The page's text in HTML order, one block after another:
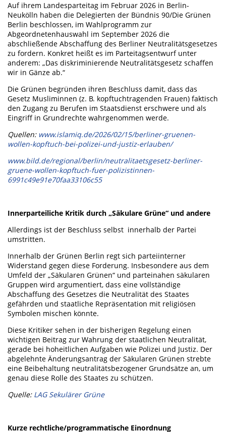
Auf ihrem Landesparteitag im Februar 2026 in Berlin-
Neukölln haben die Delegierten der Bündnis 90/Die Grünen
Berlin beschlossen, im Wahlprogramm zur
Abgeordnetenhauswahl im September 2026 die
abschließende Abschaffung des Berliner Neutralitätsgesetzes
zu fordern. Konkret heißt es im Parteitagsentwurf unter
anderem: „Das diskriminierende Neutralitätsgesetz schaffen
wir in Gänze ab.“
Die Grünen begründen ihren Beschluss damit, dass das
Gesetz Musliminnen (z. B. kopftuchtragenden Frauen) faktisch
den Zugang zu Berufen im Staatsdienst erschwere und als
Eingriff in Grundrechte wahrgenommen werde.
Quellen: www.islamiq.de/2026/02/15/berliner-gruenen-
wollen-kopftuch-bei-polizei-und-justiz-erlauben/
www.bild.de/regional/berlin/neutralitaetsgesetz-berliner-
gruene-wollen-kopftuch-fuer-polizistinnen-
6991c49e91e70faa33106c55
Innerparteiliche Kritik durch „Säkulare Grüne“ und andere
Allerdings ist der Beschluss selbst innerhalb der Partei
umstritten.
Innerhalb der Grünen Berlin regt sich parteiinterner
Widerstand gegen diese Forderung. Insbesondere aus dem
Umfeld der „Säkularen Grünen“ und parteinahen säkularen
Gruppen wird argumentiert, dass eine vollständige
Abschaffung des Gesetzes die Neutralität des Staates
gefährden und staatliche Repräsentation mit religiösen
Symbolen mischen könnte.
Diese Kritiker sehen in der bisherigen Regelung einen
wichtigen Beitrag zur Wahrung der staatlichen Neutralität,
gerade bei hoheitlichen Aufgaben wie Polizei und Justiz. Der
abgelehnte Änderungsantrag der Säkularen Grünen strebte
eine Beibehaltung neutralitätsbezogener Grundsätze an, um
genau diese Rolle des Staates zu schützen.
Quelle: LAG Sekulärer Grüne
Kurze rechtliche/programmatische Einordnung